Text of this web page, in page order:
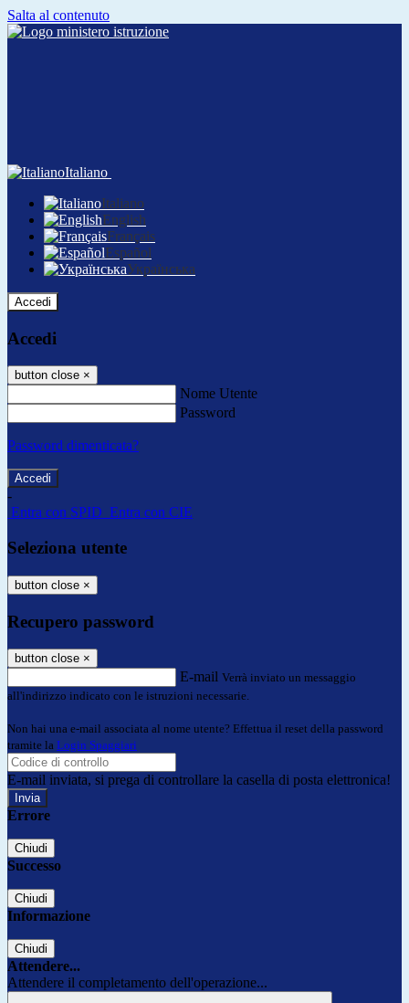
Salta al contenuto
Italiano
Italiano
English
Français
Español
Українська
Accedi
Accedi
button close ×
Nome Utente
Password
Password dimenticata?
-
Entra con SPID Entra con CIE
Seleziona utente
button close ×
Recupero password
button close ×
E-mail Verrà inviato un messaggio
all'indirizzo indicato con le istruzioni necessarie.
Non hai una e-mail associata al nome utente? Effettua il reset della password
tramite la Login Spaggiari
E-mail inviata, si prega di controllare la casella di posta elettronica!
Errore
Chiudi
Successo
Chiudi
Informazione
Chiudi
Attendere...
Attendere il completamento dell'operazione...